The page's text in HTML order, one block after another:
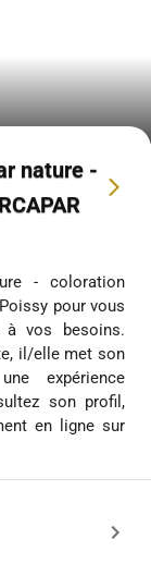
nature -
- coloration
pour vous
à vos besoins.
il/elle met son
expérience
son profil,
en ligne sur